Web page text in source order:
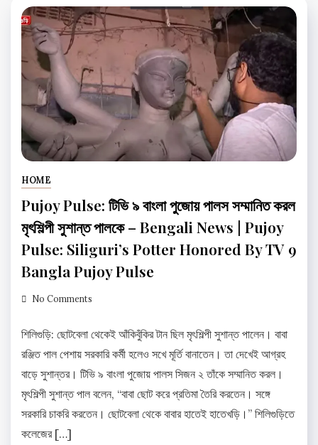
HOME
Pujoy Pulse: টিভি ৯ বাংলা পুজোয় পালস সম্মানিত করল
মৃৎশিল্পী সুশান্ত পালকে – Bengali News | Pujoy
Pulse: Siliguri’s Potter Honored By TV 9
Bangla Pujoy Pulse
No Comments
শিলিগুড়ি: ছোটবেলা থেকেই আঁকিবুঁকির টান ছিল মৃৎশিল্পী সুশান্ত পালেন। বাবা
রঞ্জিত পাল পেশায় সরকারি কর্মী হলেও সখে মূর্তি বানাতেন। তা দেখেই আগ্রহ
বাড়ে সুশান্তর। টিভি ৯ বাংলা পুজোয় পালস সিজন ২ তাঁকে সম্মানিত করল।
মৃৎশিল্পী সুশান্ত পাল বলেন, “বাবা ছোট করে প্রতিমা তৈরি করতেন। সঙ্গে
সরকারি চাকরি করতেন। ছোটবেলা থেকে বাবার হাতেই হাতেখড়ি।” শিলিগুড়িতে
কলেজের […]